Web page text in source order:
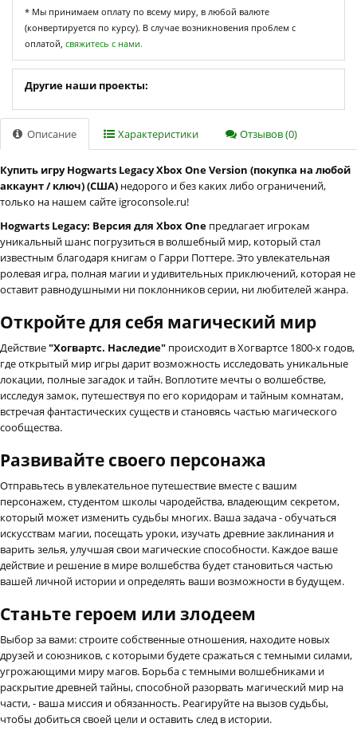
* Мы принимаем оплату по всему миру, в любой валюте
(конвертируется по курсу). В случае возникновения проблем с
оплатой, свяжитесь с нами.
Другие наши проекты:
Описание Характеристики Отзывов (0)
Купить игру Hogwarts Legacy Xbox One Version (покупка на любой
аккаунт / ключ) (США) недорого и без каких либо ограничений,
только на нашем сайте igroconsole.ru!
Hogwarts Legacy: Версия для Xbox One предлагает игрокам
уникальный шанс погрузиться в волшебный мир, который стал
известным благодаря книгам о Гарри Поттере. Это увлекательная
ролевая игра, полная магии и удивительных приключений, которая не
оставит равнодушными ни поклонников серии, ни любителей жанра.
Откройте для себя магический мир
Действие"Хогвартс. Наследие" происходит в Хогвартсе 1800-х годов,
где открытый мир игры дарит возможность исследовать уникальные
локации, полные загадок и тайн. Воплотите мечты о волшебстве,
исследуя замок, путешествуя по его коридорам и тайным комнатам,
встречая фантастических существ и становясь частью магического
сообщества.
Развивайте своего персонажа
Отправьтесь в увлекательное путешествие вместе с вашим
персонажем, студентом школы чародейства, владеющим секретом,
который может изменить судьбы многих. Ваша задача - обучаться
искусствам магии, посещать уроки, изучать древние заклинания и
варить зелья, улучшая свои магические способности. Каждое ваше
действие и решение в мире волшебства будет становиться частью
вашей личной истории и определять ваши возможности в будущем.
Станьте героем или злодеем
Выбор за вами: строите собственные отношения, находите новых
друзей и союзников, с которыми будете сражаться с темными силами,
угрожающими миру магов. Борьба с темными волшебниками и
раскрытие древней тайны, способной разорвать магический мир на
части, - ваша миссия и обязанность. Реагируйте на вызов судьбы,
чтобы добиться своей цели и оставить след в истории.